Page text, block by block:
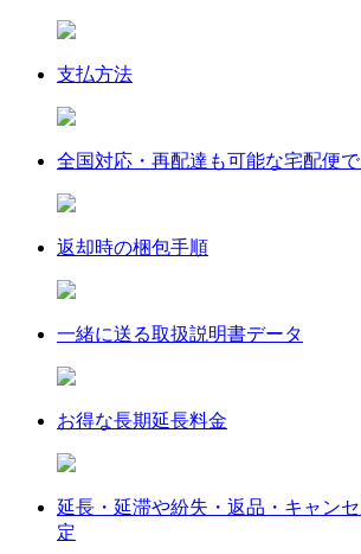
支払方法
全国対応・再配達も可能な宅配便
返却時の梱包手順
一緒に送る取扱説明書データ
お得な長期延長料金
延長・延滞や紛失・返品・キャン
定